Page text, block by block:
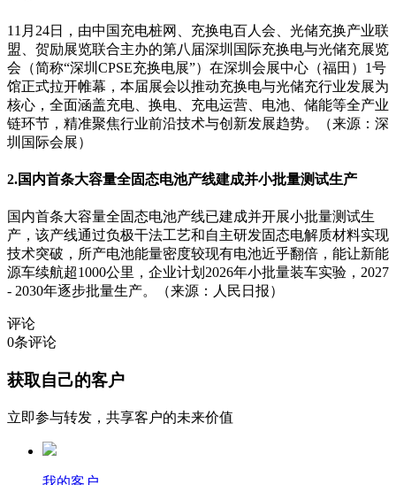
11月24日，由中国充电桩网、充换电百人会、光储充换产业联
盟、贺励展览联合主办的第八届深圳国际充换电与光储充展览
会（简称“深圳CPSE充换电展”）在深圳会展中心（福田）1号
馆正式拉开帷幕，本届展会以推动充换电与光储充行业发展为
核心，全面涵盖充电、换电、充电运营、电池、储能等全产业
链环节，精准聚焦行业前沿技术与创新发展趋势。（来源：深
圳国际会展）
2.国内首条大容量全固态电池产线建成并小批量测试生产
国内首条大容量全固态电池产线已建成并开展小批量测试生
产，该产线通过负极干法工艺和自主研发固态电解质材料实现
技术突破，所产电池能量密度较现有电池近乎翻倍，能让新能
源车续航超1000公里，企业计划2026年小批量装车实验，2027
- 2030年逐步批量生产。（来源：人民日报）
评论
0条评论
获取自己的客户
立即参与转发，共享客户的未来价值
我的客户